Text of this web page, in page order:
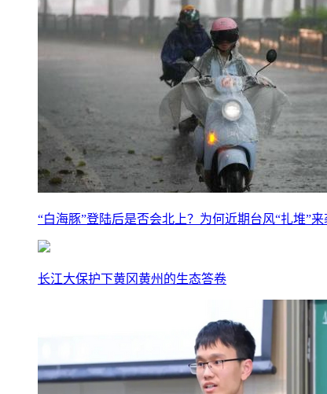
“白海豚”登陆后是否会北上？为何近期台风“扎堆”
长江大保护下黄冈黄州的生态答卷